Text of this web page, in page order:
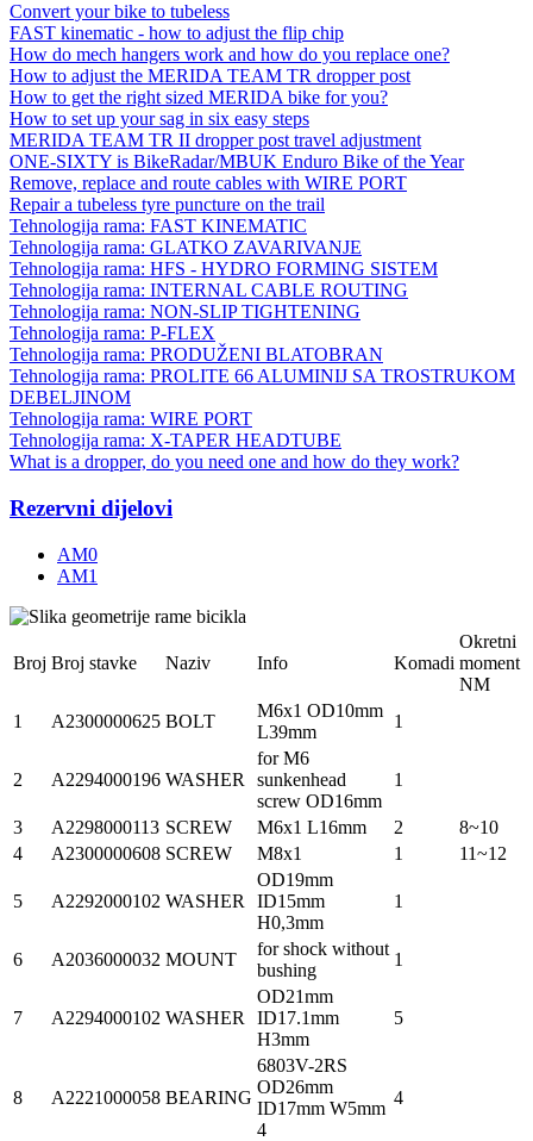
Convert your bike to tubeless
FAST kinematic - how to adjust the flip chip
How do mech hangers work and how do you replace one?
How to adjust the MERIDA TEAM TR dropper post
How to get the right sized MERIDA bike for you?
How to set up your sag in six easy steps
MERIDA TEAM TR II dropper post travel adjustment
ONE-SIXTY is BikeRadar/MBUK Enduro Bike of the Year
Remove, replace and route cables with WIRE PORT
Repair a tubeless tyre puncture on the trail
Tehnologija rama: FAST KINEMATIC
Tehnologija rama: GLATKO ZAVARIVANJE
Tehnologija rama: HFS - HYDRO FORMING SISTEM
Tehnologija rama: INTERNAL CABLE ROUTING
Tehnologija rama: NON-SLIP TIGHTENING
Tehnologija rama: P-FLEX
Tehnologija rama: PRODUŽENI BLATOBRAN
Tehnologija rama: PROLITE 66 ALUMINIJ SA TROSTRUKOM
DEBELJINOM
Tehnologija rama: WIRE PORT
Tehnologija rama: X-TAPER HEADTUBE
What is a dropper, do you need one and how do they work?
Rezervni dijelovi
AM0
AM1
Broj Broj stavke Naziv Info Komadi
Okretni
moment
NM
1
A2300000625 BOLT
M6x1 OD10mm
L39mm
1
2 A2294000196 WASHER
for M6
sunkenhead
screw OD16mm
1
3 A2298000113 SCREW M6x1 L16mm 2
8~10
4
A2300000608 SCREW M8x1 1 11~12
5 A2292000102 WASHER
OD19mm
ID15mm
H0,3mm
1
6 A2036000032 MOUNT
for shock without
bushing
1
7 A2294000102 WASHER
OD21mm
ID17.1mm
H3mm
5
8 A2221000058 BEARING
6803V-2RS
OD26mm
ID17mm W5mm
4
4